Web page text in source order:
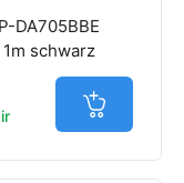
DA705BBE
schwarz
Jetzt in